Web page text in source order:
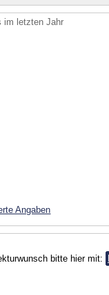
im letzten Jahr
Angaben
bitte hier mit: